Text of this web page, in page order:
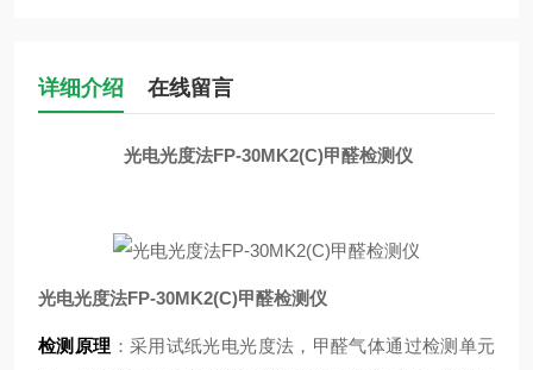
详细介绍 在线留言
光电光度法FP-30MK2(C)甲醛检测仪
光电光度法FP-30MK2(C)甲醛检测仪
检测原理 ：采用试纸光电光度法，甲醛气体通过检测单元